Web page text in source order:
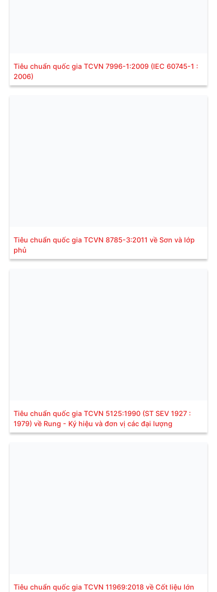
Tiêu chuẩn quốc gia TCVN 7996-1:2009 (IEC 60745-1 :
2006)
Tiêu chuẩn quốc gia TCVN 8785-3:2011 về Sơn và lớp
phủ
Tiêu chuẩn quốc gia TCVN 5125:1990 (ST SEV 1927 :
1979) về Rung - Ký hiệu và đơn vị các đại lượng
Tiêu chuẩn quốc gia TCVN 11969:2018 về Cốt liệu lớn